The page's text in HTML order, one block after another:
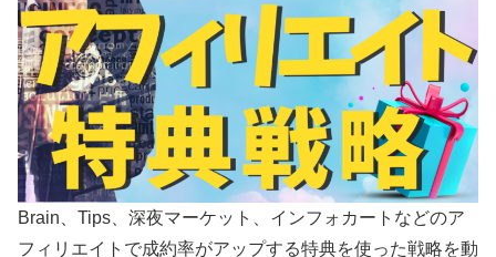
Brain、Tips、深夜マーケット、インフォカートなどのア
フィリエイトで成約率がアップする特典を使った戦略を動